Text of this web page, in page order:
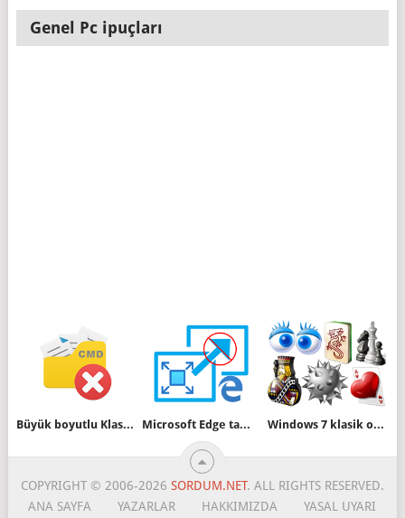
Genel Pc ipuçları
Büyük boyutlu Klasörleri silmede en hızlı yöntem Microsoft Edge tam ekran modunda açılmasın Windows 7 klasik oyunlarını Windows 10 da oynayın
COPYRIGHT © 2006-2026 SORDUM.NET. ALL RIGHTS RESERVED.
ANA SAYFA
YAZARLAR HAKKIMIZDA YASAL UYARI